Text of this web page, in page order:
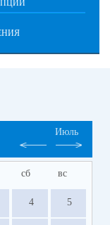
Июль
сб вс
4 5